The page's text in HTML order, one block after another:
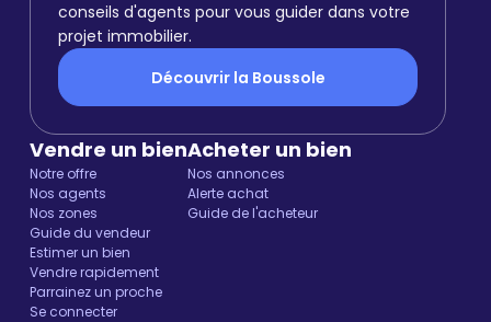
conseils d'agents pour vous guider dans votre
projet immobilier.
Découvrir la Boussole
Vendre un bien
Notre offre
Nos agents
Nos zones
Guide du vendeur
Estimer un bien
Vendre rapidement
Parrainez un proche
Se connecter
Acheter un bien
Nos annonces
Alerte achat
Guide de l'acheteur